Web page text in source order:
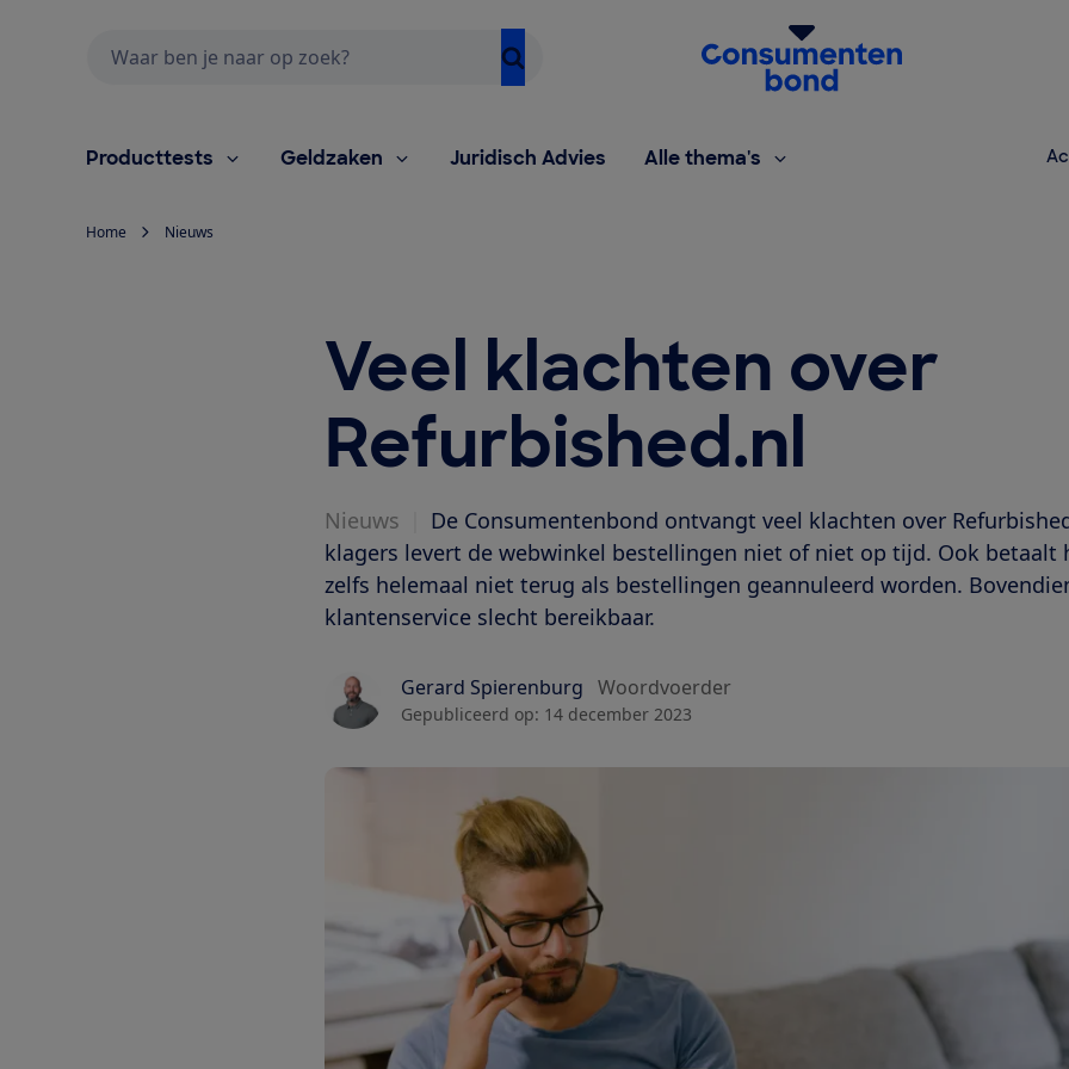
Homepage van de Consumentenbond
Producttests Geldzaken Juridisch Advies Alle thema's
Home Nieuws
Veel klachten over
Refurbished.nl
Nieuws
De Consumentenbond ontvangt veel klachten over
klagers levert de webwinkel bestellingen niet of niet op tijd. Ook betaalt
zelfs helemaal niet terug als bestellingen geannuleerd worden.
klantenservice slecht bereikbaar.
Gerard Spierenburg Woordvoerder
Gepubliceerd op: 14 december 2023